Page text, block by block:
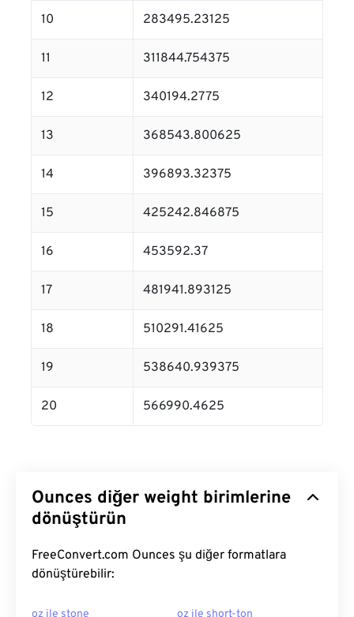
10 283495.23125
11 311844.754375
12 340194.2775
13 368543.800625
14 396893.32375
15 425242.846875
16 453592.37
17 481941.893125
18 510291.41625
19 538640.939375
20 566990.4625
Ounces diğer weight birimlerine
dönüştürün
FreeConvert.com Ounces şu diğer formatlara
dönüştürebilir:
oz ile stone oz ile short-ton